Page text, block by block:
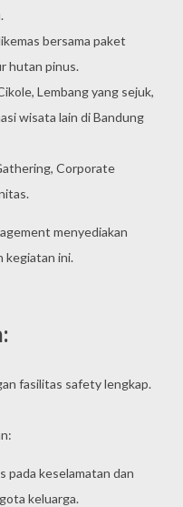
bersama paket
hutan pinus.
Lembang yang sejuk,
wisata lain di Bandung
Corporate
menyediakan
kegiatan ini.
fasilitas safety lengkap.
pada keselamatan dan
keluarga.